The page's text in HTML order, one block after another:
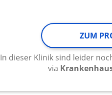
ZUM
In dieser Klinik sind leider
via